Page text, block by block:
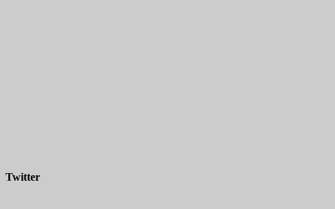
Twitter